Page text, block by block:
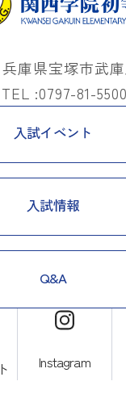
庫県宝塚市武
TEL :0797-81-5500
入試イベント
入試情報
Q&A
Instagram